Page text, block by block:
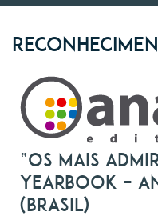
“Os mais
Yearbook –
(Brasil)